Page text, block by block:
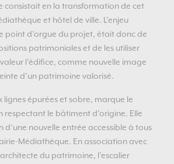
consistait en la transformation de cet
et hôtel de ville. L’enjeu
point d’orgue du projet, était donc de
patrimoniales et de les utiliser
l’édifice, comme nouvelle image
d’un patrimoine valorisé.
lignes épurées et sobre, marque le
respectant le bâtiment d’origine. Elle
d’une nouvelle entrée accessible à tous
Médiathèque. En association avec
du patrimoine, l’escalier